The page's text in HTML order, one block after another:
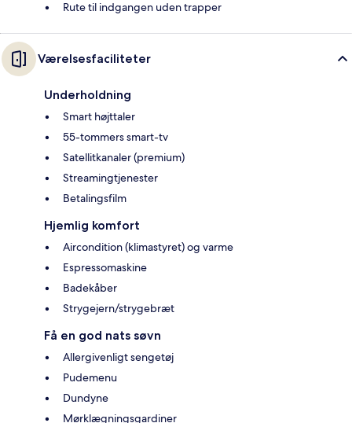
Rute til indgangen uden trapper
Værelsesfaciliteter
Underholdning
Smart højttaler
55-tommers smart-tv
Satellitkanaler (premium)
Streamingtjenester
Betalingsfilm
Hjemlig komfort
Aircondition (klimastyret) og varme
Espressomaskine
Badekåber
Strygejern/strygebræt
Få en god nats søvn
Allergivenligt sengetøj
Pudemenu
Dundyne
Mørklægningsgardiner